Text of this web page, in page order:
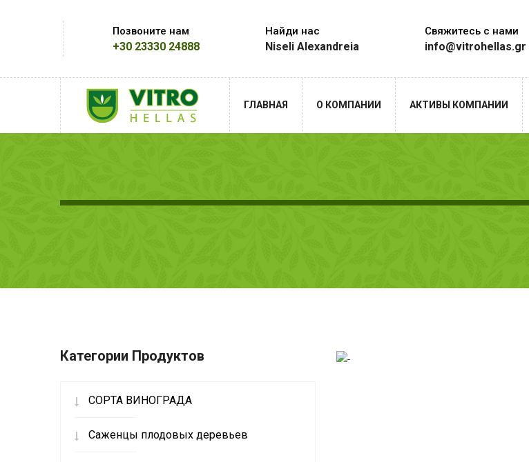
Позвоните нам
+30 23330 24888
Найди нас
Niseli Alexandreia
Свяжитесь с нами
info@vitrohellas.gr
ГЛАВНАЯ О КОМПАНИИ АКТИВЫ КОМПАНИИ
Категории Продуктов
СОРТА ВИНОГРАДА
Саженцы плодовых деревьев